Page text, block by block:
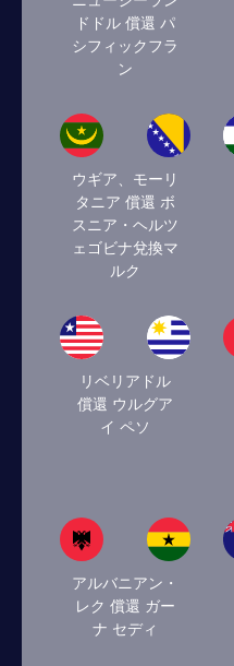
ドドル 償還 パ
シフィックフラ
ン
ウギア、モーリ
タニア 償還 ボ
スニア・ヘルツ
ェゴビナ兌換マ
ルク
リベリアドル
償還 ウルグア
イ ペソ
アルバニアン・
レク 償還 ガー
ナ セディ